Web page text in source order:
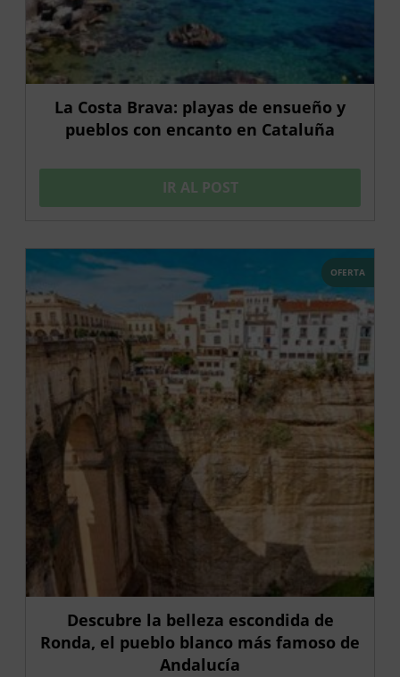
La Costa Brava: playas de ensueño y
pueblos con encanto en Cataluña
IR AL POST
OFERTA
Descubre la belleza escondida de
Ronda, el pueblo blanco más famoso de
Andalucía